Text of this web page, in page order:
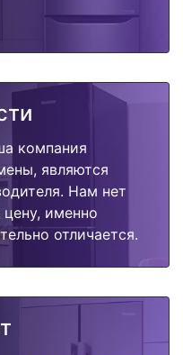
компания
являются
Нам нет
именно
отличается.